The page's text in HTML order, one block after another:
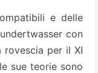
e delle
con
rovescia per il XI
sue teorie sono